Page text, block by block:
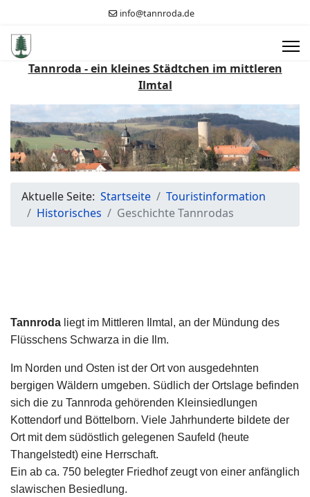
info@tannroda.de
Tannroda - ein kleines Städtchen im mittleren
Ilmtal
Aktuelle Seite: Startseite
Touristinformation
Historisches
Geschichte Tannrodas
Tannroda liegt im Mittleren Ilmtal, an der Mündung des
Flüsschens Schwarza in die Ilm.
Im Norden und Osten ist der Ort von ausgedehnten
bergigen Wäldern umgeben. Südlich der Ortslage befinden
sich die zu Tannroda gehörenden Kleinsiedlungen
Kottendorf und Böttelborn. Viele Jahrhunderte bildete der
Ort mit dem südöstlich gelegenen Saufeld (heute
Thangelstedt) eine Herrschaft.
Ein ab ca. 750 belegter Friedhof zeugt von einer anfänglich
slawischen Besiedlung.